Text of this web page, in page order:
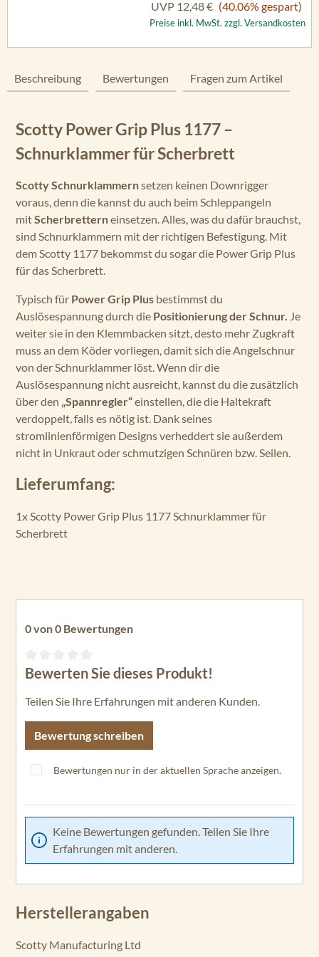
UVP 12,48 € (40.06% gespart)
Preise inkl. MwSt. zzgl. Versandkosten
Beschreibung Bewertungen Fragen zum Artikel
Scotty Power Grip Plus 1177 –
Schnurklammer für Scherbrett
Scotty Schnurklammernsetzen keinen Downrigger
voraus, denn die kannst du auch beim Schleppangeln
mitScherbretterneinsetzen. Alles, was du dafür brauchst,
sind Schnurklammern mit der richtigen Befestigung. Mit
dem Scotty 1177 bekommst du sogar die Power Grip Plus
für das Scherbrett.
Typisch für Power Grip Plus bestimmst du
Auslösespannung durch die Positionierung der Schnur. Je
weiter sie in den Klemmbacken sitzt, desto mehr Zugkraft
muss an dem Köder vorliegen, damit sich die Angelschnur
von der Schnurklammer löst. Wenn dir die
Auslösespannung nicht ausreicht, kannst du die zusätzlich
über den „Spannregler“einstellen, die die Haltekraft
verdoppelt, falls es nötig ist. Dank seines
stromlinienförmigen Designs verheddert sie außerdem
nicht in Unkraut oder schmutzigen Schnüren bzw. Seilen.
Lieferumfang:
1x Scotty Power Grip Plus 1177 Schnurklammer für
Scherbrett
0 von 0 Bewertungen
Durchschnittliche Bewertung von 0 von 5 Sternen
Bewerten Sie dieses Produkt!
Teilen Sie Ihre Erfahrungen mit anderen Kunden.
Bewertung schreiben
Bewertungen nur in der aktuellen Sprache anzeigen.
Keine Bewertungen gefunden. Teilen Sie Ihre
Erfahrungen mit anderen.
Herstellerangaben
Scotty Manufacturing Ltd